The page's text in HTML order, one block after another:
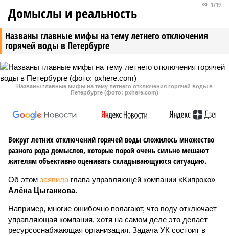
Названы главные мифы на тему летнего отключения
горячей воды в Петербурге
1719
Домыслы и реальность
Названы главные мифы на тему летнего отключения горячей воды в
Петербурге (фото: pxhere.com)
Вокруг летних отключений горячей воды сложилось множество
разного рода домыслов, которые порой очень сильно мешают
жителям объективно оценивать складывающуюся ситуацию.
Об этом заявила глава управляющей компании «Кипроко»
Алёна Цыганкова.
Например, многие ошибочно полагают, что воду отключает
управляющая компания, хотя на самом деле это делает
ресурсоснабжающая организация. Задача УК состоит в